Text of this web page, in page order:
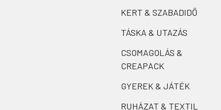
KERT & SZABADIDŐ
TÁSKA & UTAZÁS
CSOMAGOLÁS &
CREAPACK
GYEREK & JÁTÉK
RUHÁZAT & TEXTIL